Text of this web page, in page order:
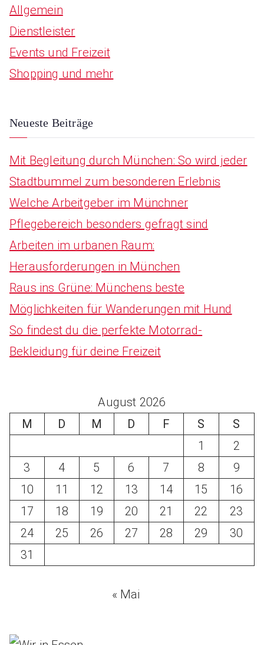
Allgemein
Dienstleister
Events und Freizeit
Shopping und mehr
Neueste Beiträge
Mit Begleitung durch München: So wird jeder
Stadtbummel zum besonderen Erlebnis
Welche Arbeitgeber im Münchner
Pflegebereich besonders gefragt sind
Arbeiten im urbanen Raum:
Herausforderungen in München
Raus ins Grüne: Münchens beste
Möglichkeiten für Wanderungen mit Hund
So findest du die perfekte Motorrad-
Bekleidung für deine Freizeit
August 2026
M
D M D F S
S
1
2
3
4 5 6 7 8
9
10
11 12 13 14 15
16
17
18 19 20 21 22
23
24
25 26 27 28 29
30
31
« Mai